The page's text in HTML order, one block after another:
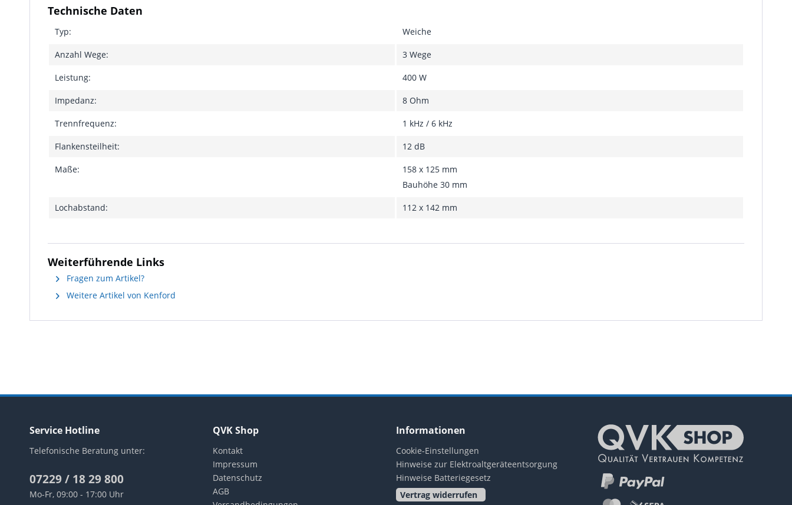
Technische Daten
Typ: Weiche
Anzahl Wege: 3 Wege
Leistung: 400 W
Impedanz: 8 Ohm
Trennfrequenz: 1 kHz / 6 kHz
Flankensteilheit: 12 dB
Maße:
158 x 125 mm
Bauhöhe 30 mm
Lochabstand: 112 x 142 mm
Weiterführende Links
Fragen zum Artikel?
Weitere Artikel von Kenford
Service Hotline
Telefonische Beratung unter:
07229 / 18 29 800
Mo-Fr, 09:00 - 17:00 Uhr
QVK Shop
Kontakt
Impressum
Datenschutz
AGB
Informationen
Cookie-Einstellungen
Hinweise zur Elektroaltgeräteentsorgung
Hinweise Batteriegesetz
Vertrag widerrufen